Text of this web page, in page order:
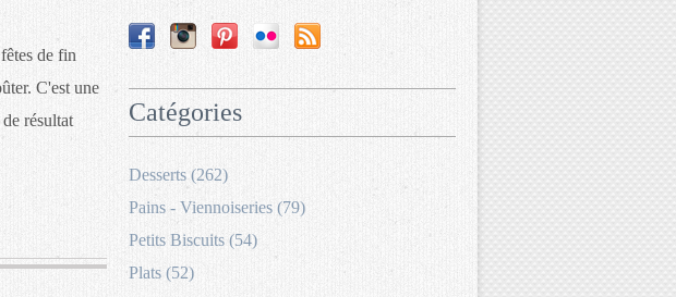
de fin
C'est une
résultat
Catégories
Desserts (262)
Pains - Viennoiseries (79)
Petits Biscuits (54)
Plats (52)